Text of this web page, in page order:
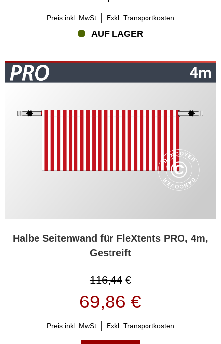
Preis inkl. MwSt Exkl. Transportkosten
AUF LAGER
Halbe Seitenwand für FleXtents PRO, 4m,
Gestreift
116,44€
69,86 €
Preis inkl. MwSt Exkl. Transportkosten